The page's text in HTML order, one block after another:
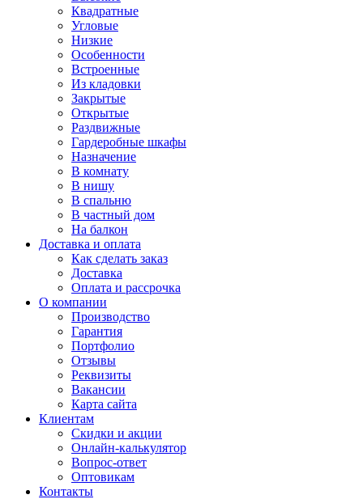
Квадратные
Угловые
Низкие
Особенности
Встроенные
Из кладовки
Закрытые
Открытые
Раздвижные
Гардеробные шкафы
Назначение
В комнату
В нишу
В спальню
В частный дом
На балкон
Доставка и оплата
Как сделать заказ
Доставка
Оплата и рассрочка
О компании
Производство
Гарантия
Портфолио
Отзывы
Реквизиты
Вакансии
Карта сайта
Клиентам
Скидки и акции
Онлайн-калькулятор
Вопрос-ответ
Оптовикам
Контакты